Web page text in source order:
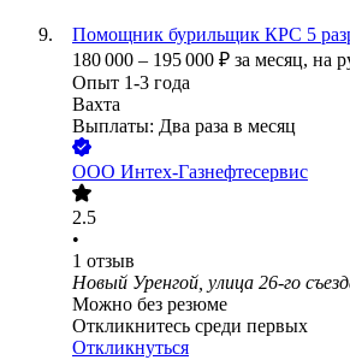
Помощник бурильщик КРС 5
180 000 – 195 000 ₽ за месяц, на
Опыт 1-3 года
Вахта
Выплаты: Два раза в месяц
ООО Интех-Газнефтесервис
2.5
•
1 отзыв
Новый Уренгой, улица 26-го
Можно без резюме
Откликнитесь среди первых
Откликнуться